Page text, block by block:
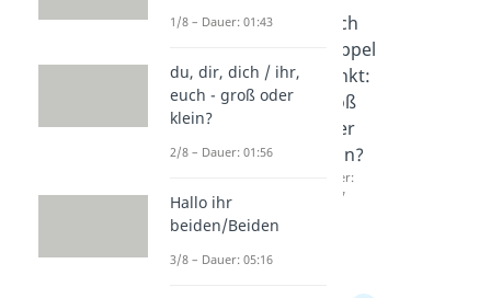
"ein
oder
"ein
Paar"?
Dauer:
am
sten
oder
Wichtig
01:20
Nach
Doppel
punkt:
groß
oder
klein?
Dauer:
04:07
1/8 – Dauer: 01:43
du, dir, dich / ihr,
euch - groß oder
klein?
2/8 – Dauer: 01:56
Hallo ihr
beiden/Beiden
3/8 – Dauer: 05:16